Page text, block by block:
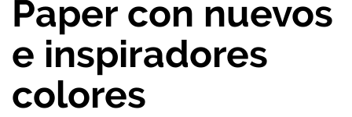
Paper con nuevos
e inspiradores
colores